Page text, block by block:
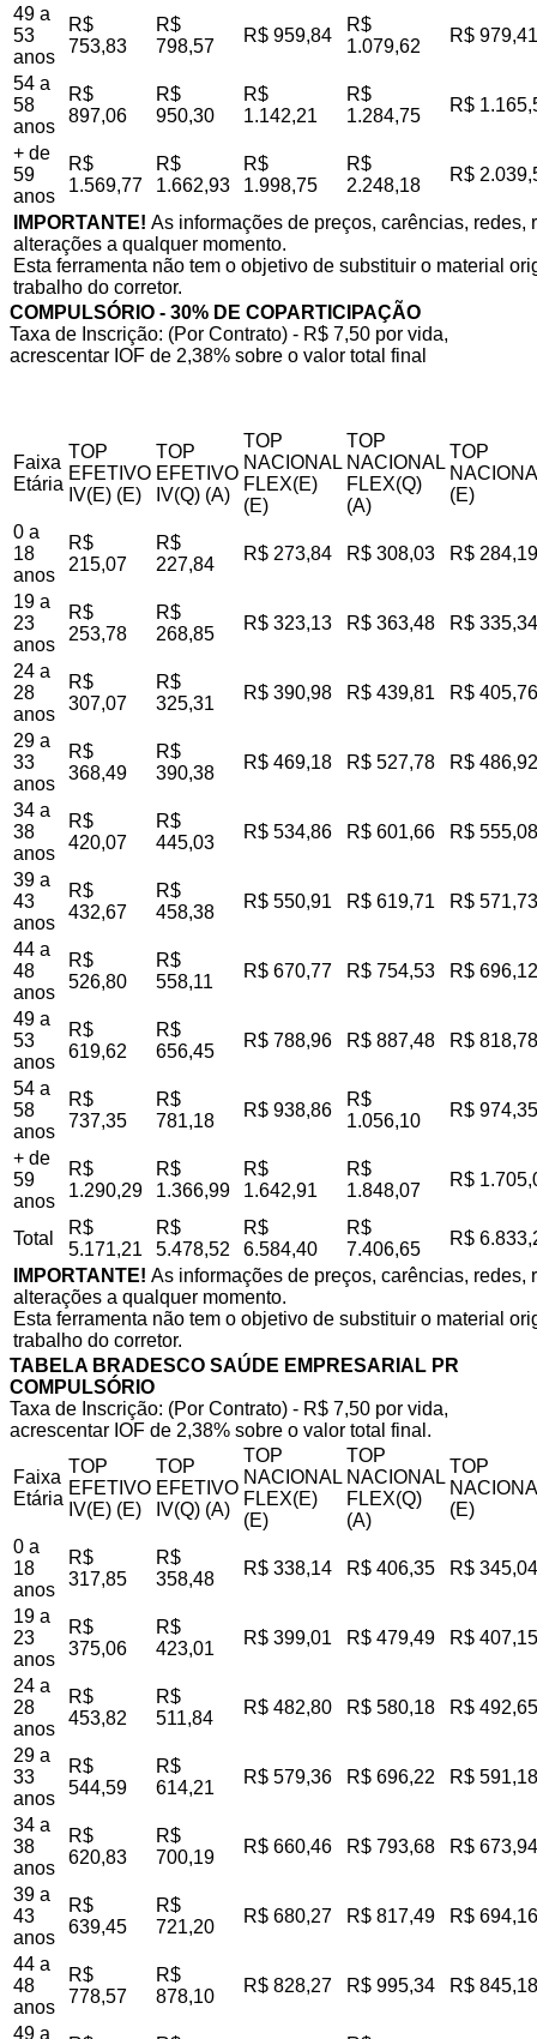
49 a
53
anos
R$
753,83
R$
798,57
R$ 959,84
R$
1.079,62
R$ 979,41
54 a
58
anos
R$
897,06
R$
950,30
R$
1.142,21
R$
1.284,75
R$
+ de
59
anos
R$
1.569,77
R$
1.662,93
R$
1.998,75
R$
2.248,18
R$
IMPORTANTE! As informações de preços, carências,
alterações a qualquer momento.
Esta ferramenta não tem o objetivo de substituir o material
trabalho do corretor.
COMPULSÓRIO - 30% DE COPARTICIPAÇÃO
Taxa de Inscrição: (Por Contrato) - R$ 7,50 por vida,
acrescentar IOF de 2,38% sobre o valor total final
Faixa
Etária
TOP
EFETIVO
IV(E) (E)
TOP
EFETIVO
IV(Q) (A)
TOP
NACIONAL
FLEX(E)
(E)
TOP
NACIONAL
FLEX(Q)
(A)
TOP
(E)
0 a
18
anos
R$
215,07
R$
227,84
R$ 273,84 R$ 308,03 R$ 284,19
19 a
23
anos
R$
253,78
R$
268,85
R$ 323,13 R$ 363,48 R$ 335,34
24 a
28
anos
R$
307,07
R$
325,31
R$ 390,98 R$ 439,81 R$ 405,76
29 a
33
anos
R$
368,49
R$
390,38
R$ 469,18 R$ 527,78 R$ 486,92
34 a
38
anos
R$
420,07
R$
445,03
R$ 534,86 R$ 601,66 R$ 555,08
39 a
43
anos
R$
432,67
R$
458,38
R$ 550,91 R$ 619,71 R$ 571,73
44 a
48
anos
R$
526,80
R$
558,11
R$ 670,77 R$ 754,53 R$ 696,12
49 a
53
anos
R$
619,62
R$
656,45
R$ 788,96 R$ 887,48 R$ 818,78
54 a
58
anos
R$
737,35
R$
781,18
R$ 938,86
R$
1.056,10
R$ 974,35
+ de
59
anos
R$
1.290,29
R$
1.366,99
R$
1.642,91
R$
1.848,07
R$
Total
R$
5.171,21
R$
5.478,52
R$
6.584,40
R$
7.406,65
R$
IMPORTANTE! As informações de preços, carências,
alterações a qualquer momento.
Esta ferramenta não tem o objetivo de substituir o material
trabalho do corretor.
TABELA BRADESCO SAÚDE EMPRESARIAL PR
COMPULSÓRIO
Taxa de Inscrição: (Por Contrato) - R$ 7,50 por vida,
acrescentar IOF de 2,38% sobre o valor total final.
Faixa
Etária
TOP
EFETIVO
IV(E) (E)
TOP
EFETIVO
IV(Q) (A)
TOP
NACIONAL
FLEX(E)
(E)
TOP
NACIONAL
FLEX(Q)
(A)
TOP
(E)
0 a
18
anos
R$
317,85
R$
358,48
R$ 338,14 R$ 406,35 R$ 345,04
19 a
23
anos
R$
375,06
R$
423,01
R$ 399,01 R$ 479,49 R$ 407,15
24 a
28
anos
R$
453,82
R$
511,84
R$ 482,80 R$ 580,18 R$ 492,65
29 a
33
anos
R$
544,59
R$
614,21
R$ 579,36 R$ 696,22 R$ 591,18
34 a
38
anos
R$
620,83
R$
700,19
R$ 660,46 R$ 793,68 R$ 673,94
39 a
43
anos
R$
639,45
R$
721,20
R$ 680,27 R$ 817,49 R$ 694,16
44 a
48
anos
R$
778,57
R$
878,10
R$ 828,27 R$ 995,34 R$ 845,18
49 a